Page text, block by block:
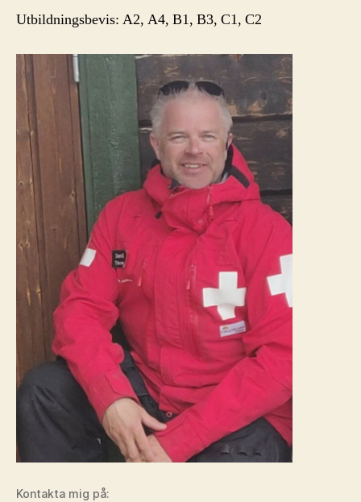
Utbildningsbevis: A2, A4, B1, B3, C1, C2
Kontakta mig på: